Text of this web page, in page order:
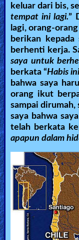
Godly
Movies
🎞
CBN
Videos
🎞
Kids
Videos
🎞
Worship
Music
🎞
keluar dari bis,
tempat ini lagi.”
lagi, orang-
berikan
berhenti kerja.
saya untuk
berkata “Habis
bahwa saya
orang ikut
sampai dirumah,
saya bahwa
telah berkata
apapun dalam